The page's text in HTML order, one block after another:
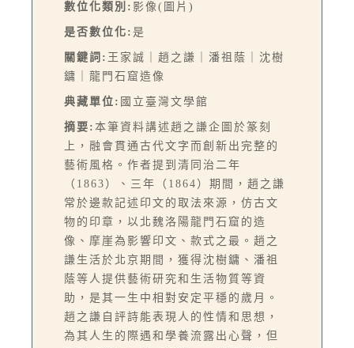
數位化類別: 影像(圖片)
是否數位化: 是
關鍵詞: 王家誠｜趙之謙｜潘祖蔭｜沈樹
鏞｜龍門石窟造像
典藏單位: 國立臺灣文學館
摘要: 本筆資料講述趙之謙企圖於篆刻
上，融會貫通古代文字而創新出完整的
藝術風格。作者提到清同治二年
（1863）、三年（1864）期間，趙之謙
常於邊款記述印文的取法來源，仿古文
物的印章，以北魏洛陽龍門石窟的造
像、摩崖為影響印文、款式之最。趙之
謙生活於北京期間，獲得沈樹鏞、潘祖
蔭等人提供藝術研究和生活物質等資
助，是其一生中相對安定平穩的歲月。
趙之謙自評詩能表現人的性情和思想，
為其人生的際遇和學養流露出心聲，但